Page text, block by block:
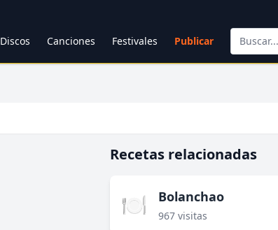
Discos Canciones Festivales Publicar
Recetas relacionadas
🍽️ Bolanchao
967 visitas